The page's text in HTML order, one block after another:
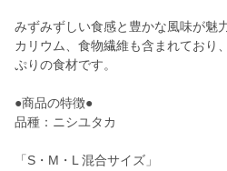
みずみずしい食感と豊かな風味が魅
カリウム、食物繊維も含まれており
ぷりの食材です。
●商品の特徴●
品種：ニシユタカ
「S・M・L 混合サイズ」